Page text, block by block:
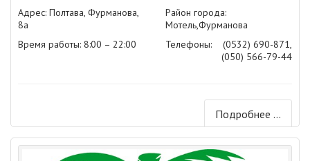
Адрес: Полтава, Фурманова,
8а
Время работы: 8:00 – 22:00
Район города:
Мотель,Фурманова
Телефоны:
(0532) 690-871,
(050) 566-79-44
Подробнее ...